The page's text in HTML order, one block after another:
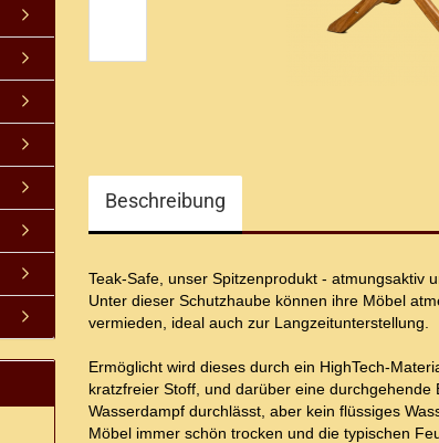
Beschreibung
Teak-Safe, unser Spitzenprodukt - atmungsaktiv
Unter dieser Schutzhaube können ihre Möbel
vermieden, ideal auch zur Langzeitunterstellung.
Ermöglicht wird dieses durch ein HighTech-
kratzfreier Stoff, und darüber eine durchgehende
Wasserdampf durchlässt, aber kein flüssiges
Möbel immer schön trocken und die typischen